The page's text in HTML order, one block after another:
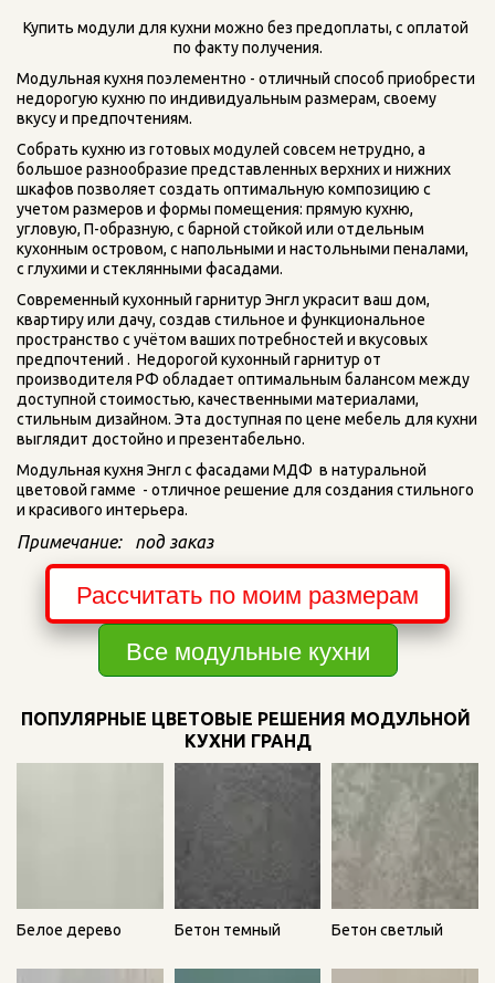
Купить модули для кухни можно без предоплаты, с оплатой
по факту получения.
Модульная кухня поэлементно - отличный способ приобрести
недорогую кухню по индивидуальным размерам, своему
вкусу и предпочтениям.
Собрать кухню из готовых модулей совсем нетрудно, а
большое разнообразие представленных верхних и нижних
шкафов позволяет создать оптимальную композицию с
учетом размеров и формы помещения: прямую кухню,
угловую, П-образную, с барной стойкой или отдельным
кухонным островом, с напольными и настольными пеналами,
с глухими и стеклянными фасадами.
Современный кухонный гарнитур Энгл украсит ваш дом,
квартиру или дачу, создав стильное и функциональное
пространство с учётом ваших потребностей и вкусовых
предпочтений .  Недорогой кухонный гарнитур от
производителя РФ обладает оптимальным балансом между
доступной стоимостью, качественными материалами,
стильным дизайном. Эта доступная по цене мебель для кухни
выглядит достойно и презентабельно.
Модульная кухня Энгл с фасадами МДФ  в натуральной
цветовой гамме  - отличное решение для создания стильного
и красивого интерьера.
Примечание:   под заказ
Рассчитать по моим размерам
Все модульные кухни
ПОПУЛЯРНЫЕ ЦВЕТОВЫЕ РЕШЕНИЯ МОДУЛЬНОЙ
КУХНИ ГРАНД
Белое дерево Бетон темный Бетон светлый